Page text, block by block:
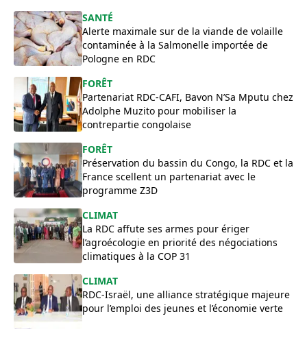
SANTÉ
Alerte maximale sur de la viande de volaille
contaminée à la Salmonelle importée de
Pologne en RDC
FORÊT
Partenariat RDC-CAFI, Bavon N’Sa Mputu chez
Adolphe Muzito pour mobiliser la
contrepartie congolaise
FORÊT
Préservation du bassin du Congo, la RDC et la
France scellent un partenariat avec le
programme Z3D
​CLIMAT
La RDC affute ses armes pour ériger
l’agroécologie en priorité des négociations
climatiques à la COP 31
CLIMAT
RDC-Israël, une alliance stratégique majeure
pour l’emploi des jeunes et l’économie verte